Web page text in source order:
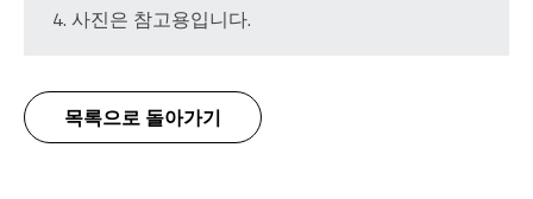
사진은 참고용입니다.
목록으로 돌아가기